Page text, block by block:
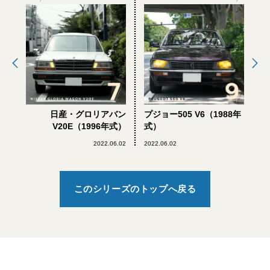
日産・グロリアバン
V20E（1996年式）
2022.06.02
プジョー505 V6（1988年
式）
2022.06.02
このシリーズのトップへ戻る